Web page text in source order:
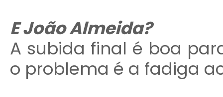
E João Almeida?
A subida final é boa
o problema é a fadiga